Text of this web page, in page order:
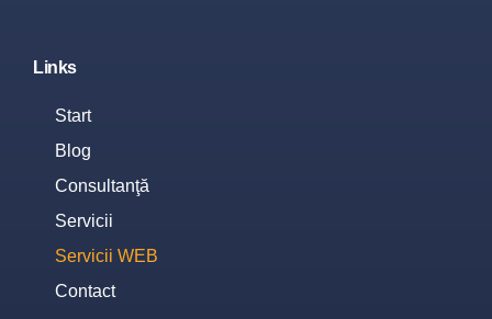
Links
Start
Blog
Consultanţă
Servicii
Servicii WEB
Contact